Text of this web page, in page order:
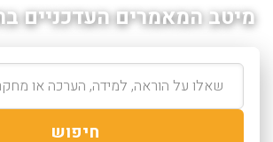
מיטב המאמרים העדכניים
חיפוש